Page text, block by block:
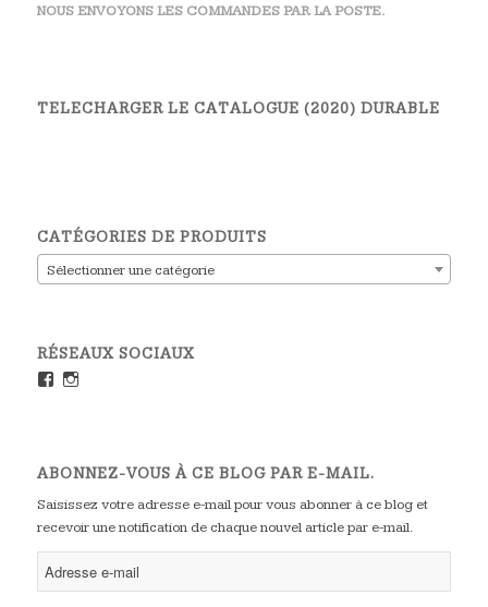
NOUS ENVOYONS LES COMMANDES PAR LA POSTE.
TELECHARGER LE CATALOGUE (2020) DURABLE
CATÉGORIES DE PRODUITS
Sélectionner une catégorie
RÉSEAUX SOCIAUX
ABONNEZ-VOUS À CE BLOG PAR E-MAIL.
Saisissez votre adresse e-mail pour vous abonner à ce blog et
recevoir une notification de chaque nouvel article par e-mail.